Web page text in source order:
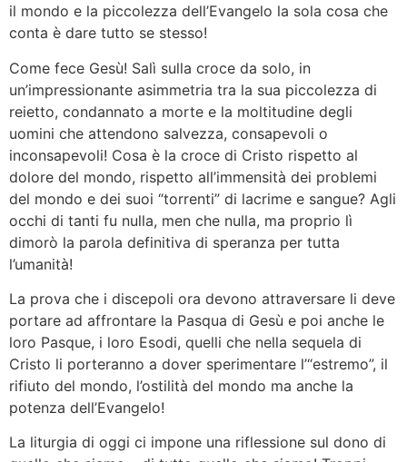
il mondo e la piccolezza dell’Evangelo la sola cosa che
conta è dare tutto se stesso!
Come fece Gesù! Salì sulla croce da solo, in
un’impressionante asimmetria tra la sua piccolezza di
reietto, condannato a morte e la moltitudine degli
uomini che attendono salvezza, consapevoli o
inconsapevoli! Cosa è la croce di Cristo rispetto al
dolore del mondo, rispetto all’immensità dei problemi
del mondo e dei suoi “torrenti” di lacrime e sangue? Agli
occhi di tanti fu nulla, men che nulla, ma proprio lì
dimorò la parola definitiva di speranza per tutta
l’umanità!
La prova che i discepoli ora devono attraversare li deve
portare ad affrontare la Pasqua di Gesù e poi anche le
loro Pasque, i loro Esodi, quelli che nella sequela di
Cristo li porteranno a dover sperimentare l’“estremo”, il
rifiuto del mondo, l’ostilità del mondo ma anche la
potenza dell’Evangelo!
La liturgia di oggi ci impone una riflessione sul dono di